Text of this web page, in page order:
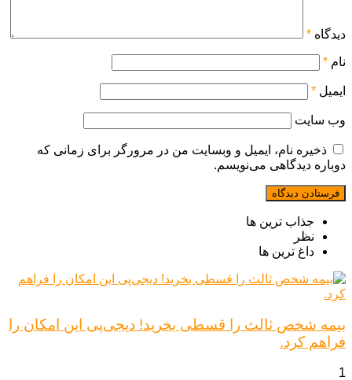
دیدگاه *
نام *
ایمیل *
وب‌ سایت
ذخیره نام، ایمیل و وبسایت من در مرورگر برای زمانی که
دوباره دیدگاهی می‌نویسم.
جذاب ترین ها
نظر
داغ ترین ها
بیمه شخص ثالث را قسطی بخرید! دیجی‌پی این امکان را
فراهم کرد.
1